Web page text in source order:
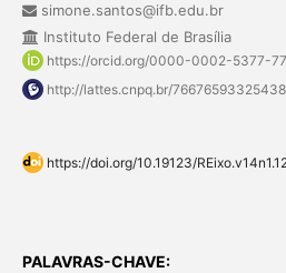
simone.santos@ifb.edu.br
Instituto Federal de Brasília
https://orcid.org/0000-0002-5377-
http://lattes.cnpq.br/
https://doi.org/10.19123/
PALAVRAS-CHAVE: